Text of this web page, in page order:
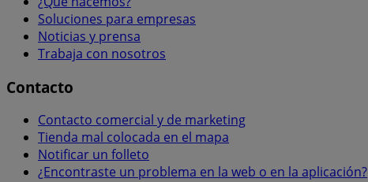
Soluciones para empresas
Noticias y prensa
Trabaja con nosotros
Contacto
Contacto comercial y de marketing
Tienda mal colocada en el mapa
Notificar un folleto
¿Encontraste un problema en la web o en la aplicación?